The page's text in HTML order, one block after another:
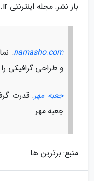
باز نشر: مجله اینترنتی Bartarinha.ir
namasho.com
:
و طراحی گرافیکی
جعبه مهر: قدرت
جعبه مهر
منبع: برترین ها